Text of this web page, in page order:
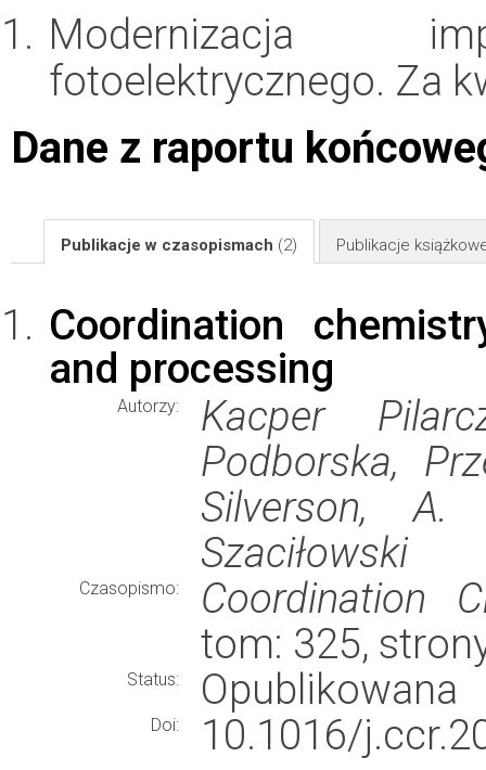
Modernizacja
fotoelektrycznego. Za
Dane z raportu
Publikacje w czasopismach (2) Publikacje
Coordination
and processing
Autorzy:
Kacper
Podborska,
Silverson, A.
Szaciłowski
Czasopismo:
Coordination
tom: 325,
Status: Opublikowana
Doi:
10.1016/